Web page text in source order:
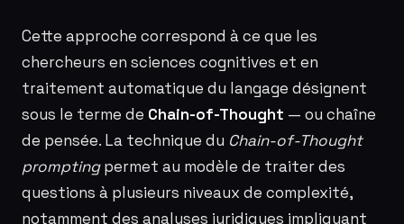
Cette approche correspond à ce que les
chercheurs en sciences cognitives et en
traitement automatique du langage désignent
sous le terme de Chain-of-Thought — ou chaîne
de pensée. La technique du Chain-of-Thought
promptingpermet au modèle de traiter des
questions à plusieurs niveaux de complexité,
notamment des analyses juridiques impliquant